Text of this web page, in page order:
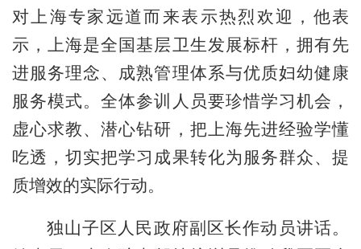
对上海专家远道而来表示热烈欢迎，他表
示，上海是全国基层卫生发展标杆，拥有先
进服务理念、成熟管理体系与优质妇幼健康
服务模式。全体参训人员要珍惜学习机会，
虚心求教、潜心钻研，把上海先进经验学懂
吃透，切实把学习成果转化为服务群众、提
质增效的实际行动。
独山子区人民政府副区长作动员讲话。